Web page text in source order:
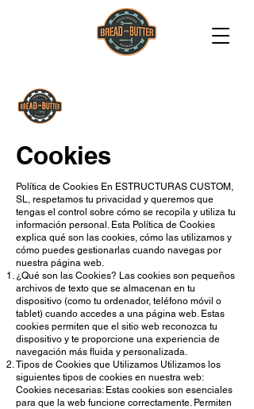
Cookies
Política de Cookies En ESTRUCTURAS CUSTOM,
SL, respetamos tu privacidad y queremos que
tengas el control sobre cómo se recopila y utiliza tu
información personal. Esta Política de Cookies
explica qué son las cookies, cómo las utilizamos y
cómo puedes gestionarlas cuando navegas por
nuestra página web.
¿Qué son las Cookies? Las cookies son pequeños
archivos de texto que se almacenan en tu
dispositivo (como tu ordenador, teléfono móvil o
tablet) cuando accedes a una página web. Estas
cookies permiten que el sitio web reconozca tu
dispositivo y te proporcione una experiencia de
navegación más fluida y personalizada.
Tipos de Cookies que Utilizamos Utilizamos los
siguientes tipos de cookies en nuestra web:
Cookies necesarias: Estas cookies son esenciales
para que la web funcione correctamente. Permiten